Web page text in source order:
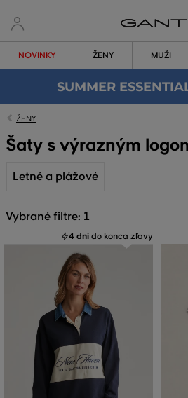
NOVINKY ŽENY MUŽI
SUMMER
ŽENY
Šaty s výrazným
Letné a plážové
Vybrané filtre: 1
4 dni do konca zľavy